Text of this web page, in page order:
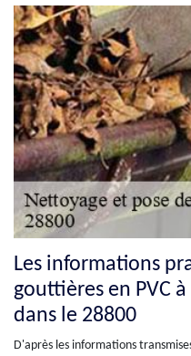
Les informations
gouttières en PVC
dans le 28800
D'après les informations